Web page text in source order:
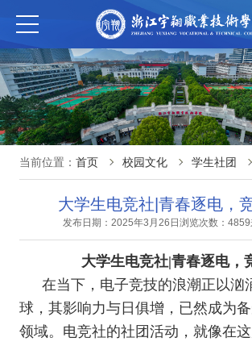
当前位置： 首页 校园文化 学生社团
大学生电竞社|青春逐电，
发布日期：2025年3月26日 浏览次数：4859
大学生电竞社|青春逐电，
在当下，电子竞技的浪潮正以汹
球，其影响力与日俱增，已然成为
领域。电竞社的社团活动，就像在